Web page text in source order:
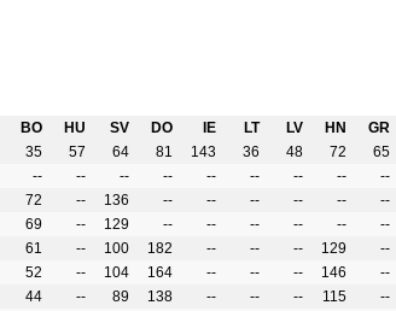
BO HU SV DO IE LT LV HN
GR
35 57 64 81 143 36 48 72
65
-- -- -- -- -- -- -- --
--
72 -- 136 -- -- -- -- --
--
69 -- 129 -- -- -- -- --
--
61 -- 100 182 -- -- -- 129
--
52 -- 104 164 -- -- -- 146
--
44 -- 89 138 -- -- -- 115
--